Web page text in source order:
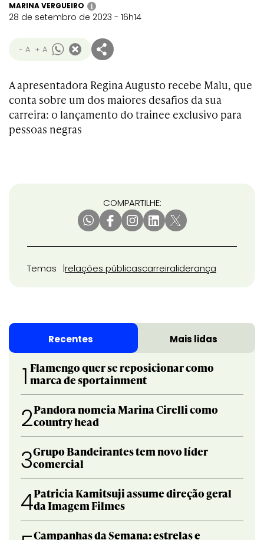
MARINA VERGUEIRO i
28 de setembro de 2023 - 16h14
- A + A
A apresentadora Regina Augusto recebe Malu, que
conta sobre um dos maiores desafios da sua
carreira: o lançamento do trainee exclusivo para
pessoas negras
COMPARTILHE:
Temas relações públicascarreiraliderança
Recentes Mais lidas
1 Flamengo quer se reposicionar como
marca de sportainment
2Pandora nomeia Marina Cirelli como
country head
3Grupo Bandeirantes tem novo líder
comercial
4Patricia Kamitsuji assume direção geral
da Imagem Filmes
Campanhas da Semana: estrelas e